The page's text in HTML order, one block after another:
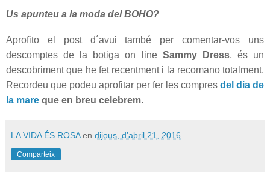
Us apunteu a la moda del BOHO?
Aprofito el post d´avui també per comentar-vos uns
descomptes de la botiga on line Sammy Dress, és un
descobriment que he fet recentment i la recomano totalment.
Recordeu que podeu aprofitar per fer les compres del dia de
la mare que en breu celebrem.
LA VIDA ÉS ROSA en dijous, d’abril 21, 2016
Comparteix